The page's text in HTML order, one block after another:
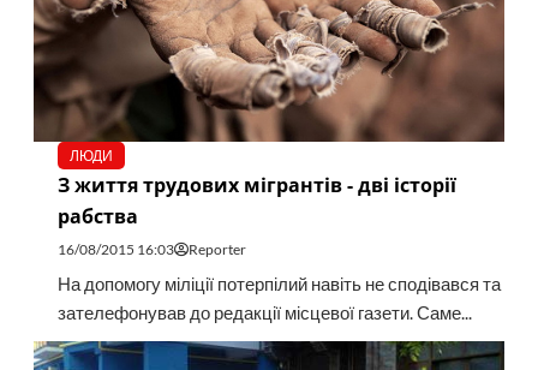
ЛЮДИ
З життя трудових мігрантів - дві історії
рабства
16/08/2015 16:03 Reporter
На допомогу міліції потерпілий навіть не сподівався та
зателефонував до редакції місцевої газети. Саме...